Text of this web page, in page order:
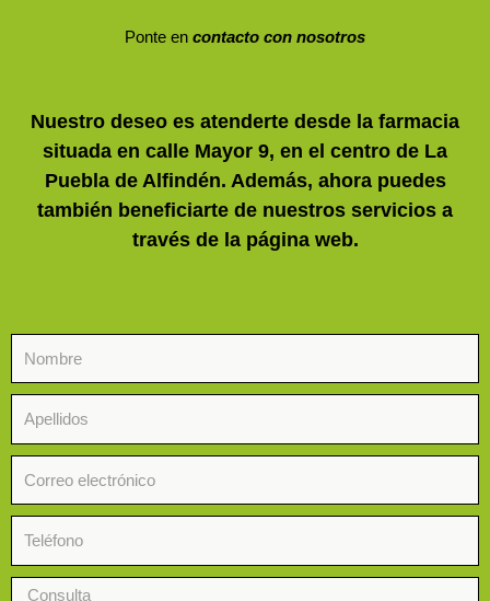
Ponte en contacto con nosotros
Nuestro deseo es atenderte desde la farmacia
situada en calle Mayor 9, en el centro de La
Puebla de Alfindén. Además, ahora puedes
también beneficiarte de nuestros servicios a
través de la página web.
Consulta